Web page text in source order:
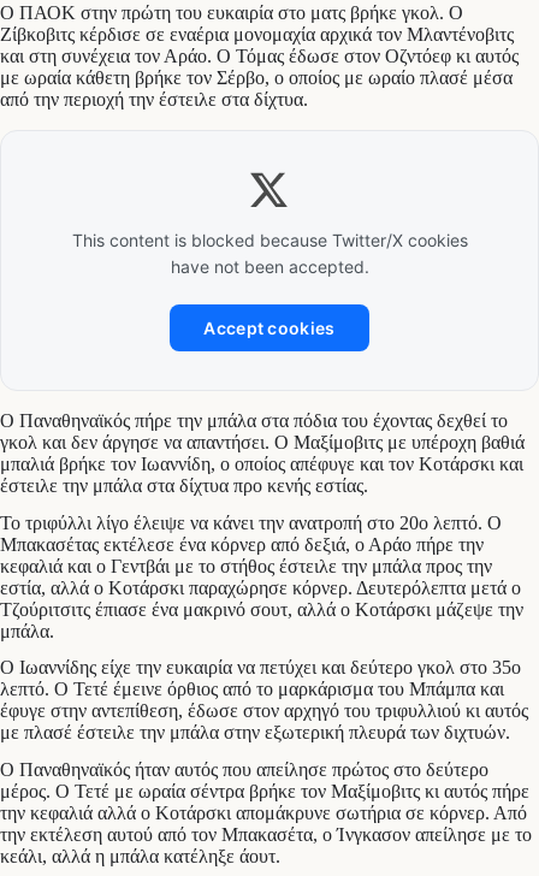
Ο ΠΑΟΚ στην πρώτη του ευκαιρία στο ματς βρήκε γκολ. Ο
Ζίβκοβιτς κέρδισε σε εναέρια μονομαχία αρχικά τον Μλαντένοβιτς
και στη συνέχεια τον Αράο. Ο Τόμας έδωσε στον Οζντόεφ κι αυτός
με ωραία κάθετη βρήκε τον Σέρβο, ο οποίος με ωραίο πλασέ μέσα
από την περιοχή την έστειλε στα δίχτυα.
This content is blocked because Twitter/X cookies
have not been accepted.
Accept cookies
Ο Παναθηναϊκός πήρε την μπάλα στα πόδια του έχοντας δεχθεί το
γκολ και δεν άργησε να απαντήσει. Ο Μαξίμοβιτς με υπέροχη βαθιά
μπαλιά βρήκε τον Ιωαννίδη, ο οποίος απέφυγε και τον Κοτάρσκι και
έστειλε την μπάλα στα δίχτυα προ κενής εστίας.
Το τριφύλλι λίγο έλειψε να κάνει την ανατροπή στο 20ο λεπτό. Ο
Μπακασέτας εκτέλεσε ένα κόρνερ από δεξιά, ο Αράο πήρε την
κεφαλιά και ο Γεντβάι με το στήθος έστειλε την μπάλα προς την
εστία, αλλά ο Κοτάρσκι παραχώρησε κόρνερ. Δευτερόλεπτα μετά ο
Τζούριτσιτς έπιασε ένα μακρινό σουτ, αλλά ο Κοτάρσκι μάζεψε την
μπάλα.
Ο Ιωαννίδης είχε την ευκαιρία να πετύχει και δεύτερο γκολ στο 35ο
λεπτό. Ο Τετέ έμεινε όρθιος από το μαρκάρισμα του Μπάμπα και
έφυγε στην αντεπίθεση, έδωσε στον αρχηγό του τριφυλλιού κι αυτός
με πλασέ έστειλε την μπάλα στην εξωτερική πλευρά των διχτυών.
Ο Παναθηναϊκός ήταν αυτός που απείλησε πρώτος στο δεύτερο
μέρος. Ο Τετέ με ωραία σέντρα βρήκε τον Μαξίμοβιτς κι αυτός πήρε
την κεφαλιά αλλά ο Κοτάρσκι απομάκρυνε σωτήρια σε κόρνερ. Από
την εκτέλεση αυτού από τον Μπακασέτα, ο Ίνγκασον απείλησε με το
κεάλι, αλλά η μπάλα κατέληξε άουτ.